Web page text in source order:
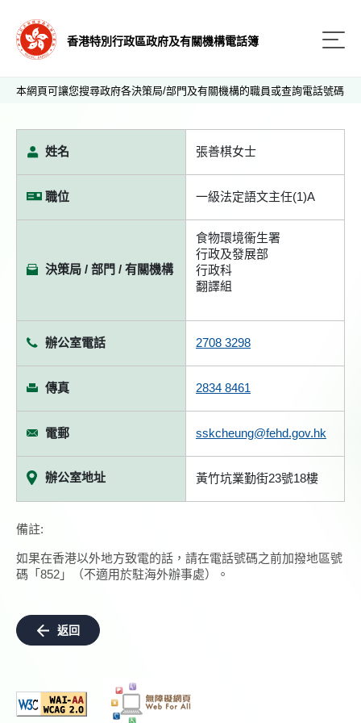
香港特別行政區政府及有關機構電話簿
本網頁可讓您搜尋政府各決策局/部門及有關機構的職員或查詢電話號碼
姓名 張善棋女士
職位 一級法定語文主任(1)A
決策局 / 部門 / 有關機構
食物環境衞生署
行政及發展部
行政科
翻譯組
辦公室電話 2708 3298
傳真 2834 8461
電郵 sskcheung@fehd.gov.hk
辦公室地址 黃竹坑業勤街23號18樓
備註:
如果在香港以外地方致電的話，請在電話號碼之前加撥地區號
碼「852」（不適用於駐海外辦事處）。
返回